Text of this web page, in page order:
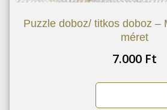
Puzzle doboz/ titkos doboz –
méret
7.000 Ft